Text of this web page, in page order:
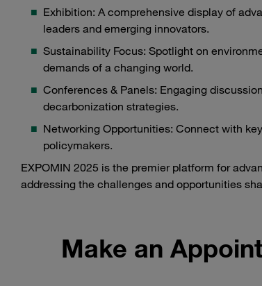
Exhibition: A comprehensive display of
leaders and emerging innovators.
Sustainability Focus: Spotlight on
demands of a changing world.
Conferences & Panels: Engaging
decarbonization strategies.
Networking Opportunities: Connect with
policymakers.
EXPOMIN 2025 is the premier platform for
addressing the challenges and opportunities
Make an